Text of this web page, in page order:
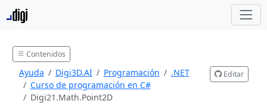
Contenidos
Ayuda Digi3D.AI Programación
.NET
Curso de programación en C#
Digi21.Math.Point2D
Editar